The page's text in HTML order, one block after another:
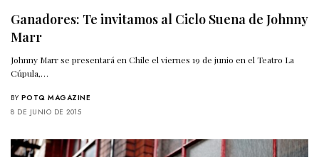
Ganadores: Te invitamos al Ciclo Suena de Johnny
Marr
Johnny Marr se presentará en Chile el viernes 19 de junio en el Teatro La
Cúpula,…
BY POTQ MAGAZINE
8 DE JUNIO DE 2015